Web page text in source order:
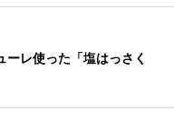
ーレ使った「塩はっさく